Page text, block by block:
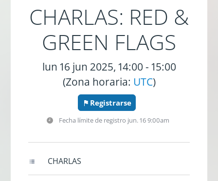
CHARLAS: RED &
GREEN FLAGS
lun 16 jun 2025, 14:00 - 15:00
(Zona horaria: UTC)
Registrarse
Fecha límite de registro jun. 16 9:00am
CHARLAS